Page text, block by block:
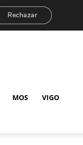
MOS VIGO
Rechazar